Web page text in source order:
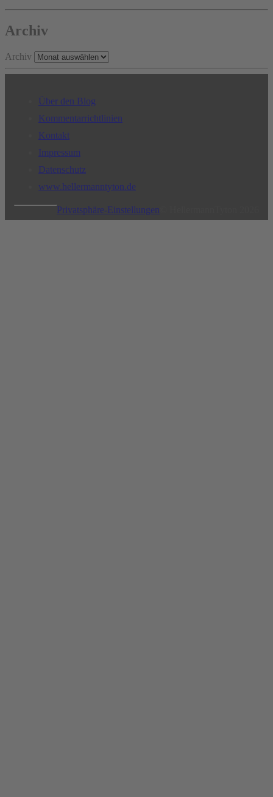
Archiv
Archiv
Über den Blog
Kommentarrichtlinien
Kontakt
Impressum
Datenschutz
www.hellermanntyton.de
Privatsphäre-Einstellungen